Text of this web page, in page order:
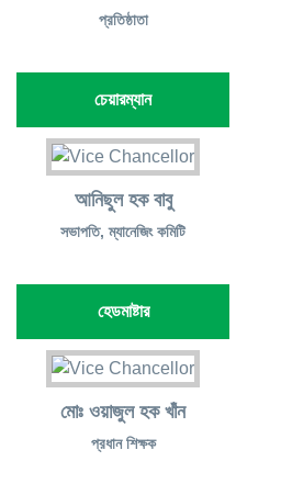
প্রতিষ্ঠাতা
চেয়ারম্যান
আনিছুল হক বাবু
সভাপতি, ম্যানেজিং কমিটি
হেডমাষ্টার
মোঃ ওয়াজুল হক খাঁন
প্রধান শিক্ষক